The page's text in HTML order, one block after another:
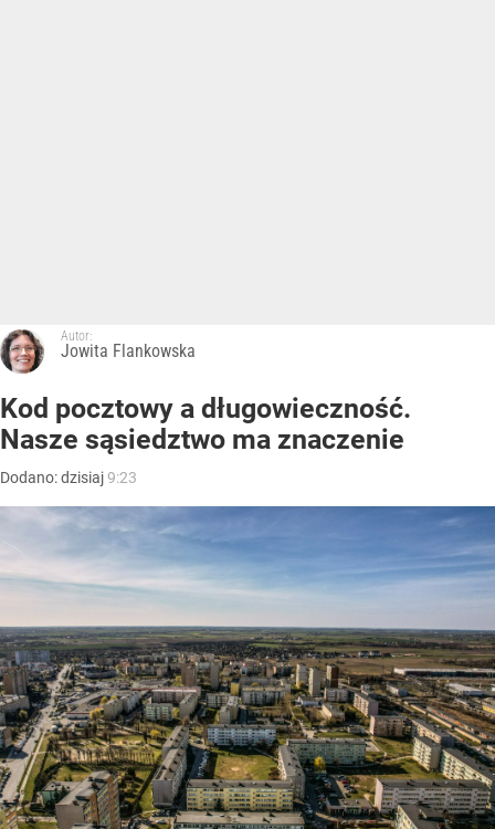
Autor:
Jowita Flankowska
Kod pocztowy a długowieczność.
Nasze sąsiedztwo ma znaczenie
Dodano:dzisiaj9:23